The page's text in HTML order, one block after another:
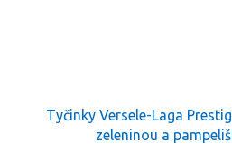
Tyčinky Versele-Laga
zeleninou a